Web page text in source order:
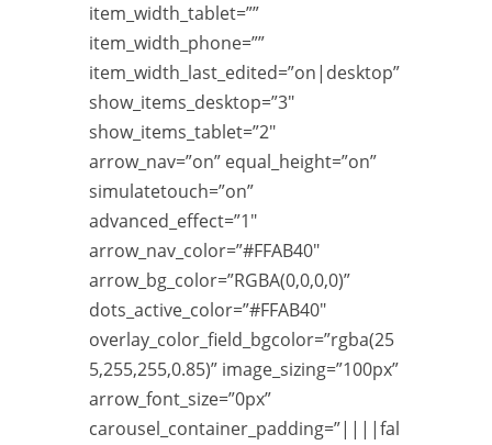
item_width_tablet=””
item_width_phone=””
item_width_last_edited=”on|desktop”
show_items_desktop=”3″
show_items_tablet=”2″
arrow_nav=”on” equal_height=”on”
simulatetouch=”on”
advanced_effect=”1″
arrow_nav_color=”#FFAB40″
arrow_bg_color=”RGBA(0,0,0,0)”
dots_active_color=”#FFAB40″
overlay_color_field_bgcolor=”rgba(25
5,255,255,0.85)” image_sizing=”100px”
arrow_font_size=”0px”
carousel_container_padding=”||||fal